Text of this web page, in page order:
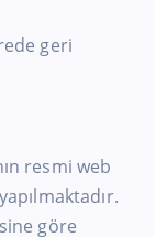
geri
resmi web
göre